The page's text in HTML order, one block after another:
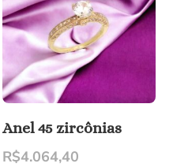
Anel 45 zircônias
R$4.064,40